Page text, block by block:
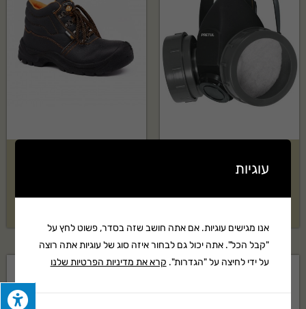
פילטרים- PRETUL
עוגיות
אנו מגישים עוגיות. אם אתה חושב שזה בסדר, פשוט לחץ על
"קבל הכל". אתה יכול גם לבחור איזה סוג של עוגיות אתה רוצה
על ידי לחיצה על "הגדרות". קרא את מדיניות הפרטיות שלנו